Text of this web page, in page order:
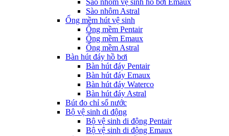
Sào nhôm vệ sinh hồ bơi Emaux
Sào nhôm Astral
Ống mềm hút vệ sinh
Ống mềm Pentair
Ống mềm Emaux
Ống mềm Astral
Bàn hút đáy hồ bơi
Bàn hút đáy Pentair
Bàn hút đáy Emaux
Bàn hút đáy Waterco
Bàn hút đáy Astral
Bút đo chỉ số nước
Bộ vệ sinh di động
Bộ vệ sinh di động Pentair
Bộ vệ sinh di động Emaux